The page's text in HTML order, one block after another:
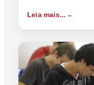
Leia mais...